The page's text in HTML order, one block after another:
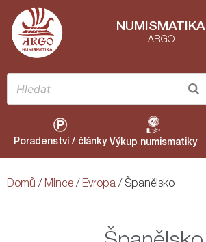
NUMISMATIKA
ARGO
Poradenství / články Výkup numismatiky
Domů / Mince / Evropa / Španělsko